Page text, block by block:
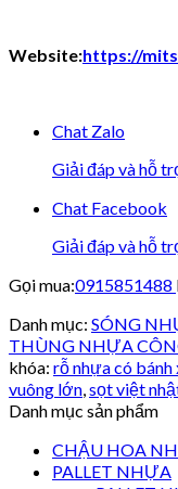
Website:https://
Chat Zalo
Giải đáp và hỗ
Chat Facebook
Giải đáp và hỗ
Gọi mua:0915851488
Danh mục: SÓNG
THÙNG NHỰA
khóa: rỗ nhựa có bánh
vuông lớn,sọt việt
Danh mục sản phẩm
CHẬU HOA
PALLET NHỰA